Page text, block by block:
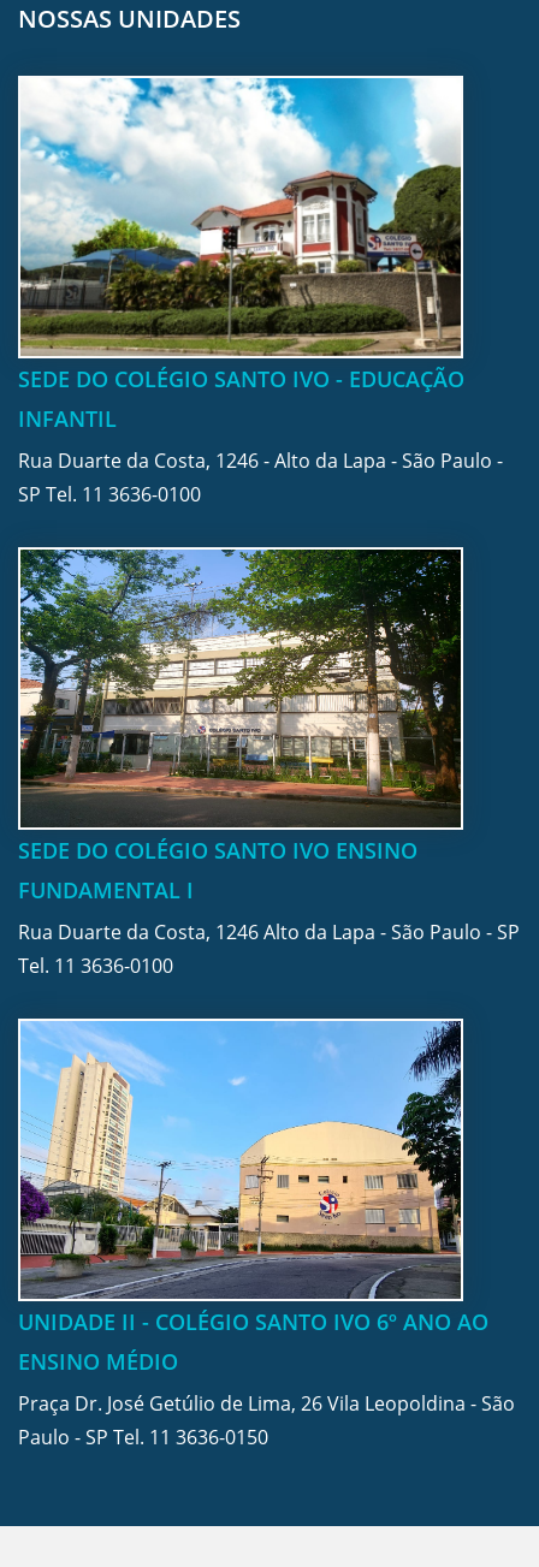
NOSSAS UNIDADES
SEDE DO COLÉGIO SANTO IVO - EDUCAÇÃO
INFANTIL
Rua Duarte da Costa, 1246 - Alto da Lapa - São Paulo -
SP Tel. 11 3636-0100
SEDE DO COLÉGIO SANTO IVO ENSINO
FUNDAMENTAL I
Rua Duarte da Costa, 1246 Alto da Lapa - São Paulo - SP
Tel. 11 3636-0100
UNIDADE II - COLÉGIO SANTO IVO 6º ANO AO
ENSINO MÉDIO
Praça Dr. José Getúlio de Lima, 26 Vila Leopoldina - São
Paulo - SP Tel. 11 3636-0150